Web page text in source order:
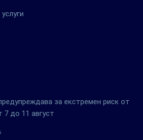
за екстремен риск от
7 до 11 август